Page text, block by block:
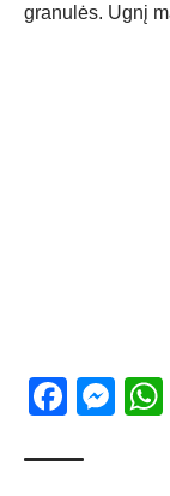
granulės. Ugnį